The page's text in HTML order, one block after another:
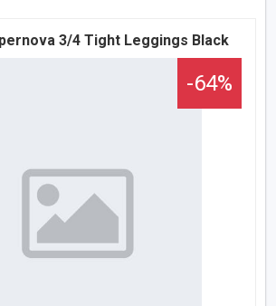
3/4 Tight Leggings Black
-64%